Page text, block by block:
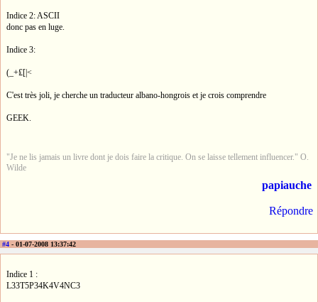
Indice 2: ASCII
donc pas en luge.
Indice 3:
(_+₤[|<
C'est très joli, je cherche un traducteur albano-hongrois et je crois comprendre
GEEK.
"Je ne lis jamais un livre dont je dois faire la critique. On se laisse tellement influencer." O.
Wilde
papiauche
Répondre
#4 - 01-07-2008 13:37:42
Indice 1 :
L33T5P34K4V4NC3